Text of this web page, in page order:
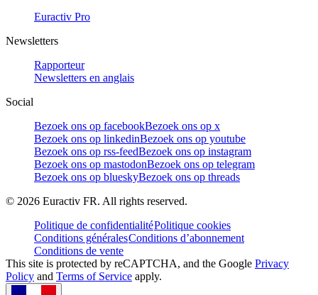
Euractiv Pro
Newsletters
Rapporteur
Newsletters en anglais
Social
Bezoek ons op facebookBezoek ons op x
Bezoek ons op linkedinBezoek ons op youtube
Bezoek ons op rss-feedBezoek ons op instagram
Bezoek ons op mastodonBezoek ons op telegram
Bezoek ons op blueskyBezoek ons op threads
© 2026 Euractiv FR. All rights reserved.
Politique de confidentialitéPolitique cookies
Conditions généralesConditions d’abonnement
Conditions de vente
This site is protected by reCAPTCHA, and the Google Privacy
Policy and Terms of Service apply.